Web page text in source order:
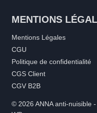
MENTIONS
Mentions Légales
CGU
Politique de confidentialité
CGS Client
CGV B2B
© 2026 ANNA anti-nuisible